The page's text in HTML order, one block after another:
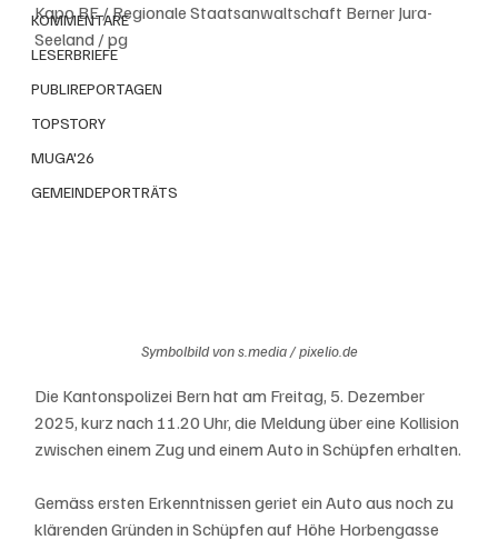
KOMMENTARE
LESERBRIEFE
PUBLIREPORTAGEN
TOPSTORY
MUGA'26
GEMEINDEPORTRÄTS
Kapo BE / Regionale Staatsanwaltschaft Berner Jura-
Seeland / pg
Symbolbild von s.media / pixelio.de
Die Kantonspolizei Bern hat am Freitag, 5. Dezember
2025, kurz nach 11.20 Uhr, die Meldung über eine Kollision
zwischen einem Zug und einem Auto in Schüpfen erhalten.
Gemäss ersten Erkenntnissen geriet ein Auto aus noch zu
klärenden Gründen in Schüpfen auf Höhe Horbengasse